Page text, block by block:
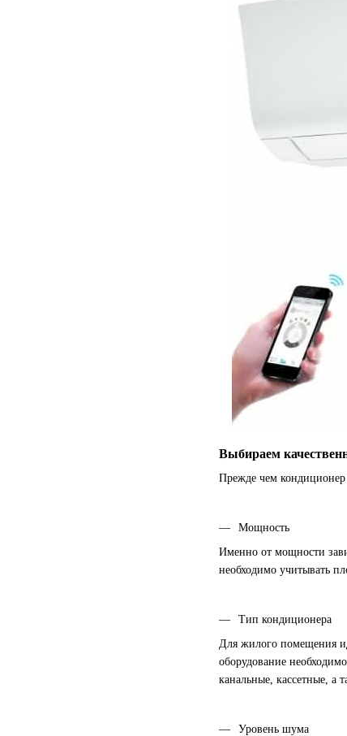
Выбираем
Прежде чем
Мощность
Именно от мощности
необходимо учитывать
Тип кондиционера
Для жилого помещения
оборудование
канальные, кассетные, а
Уровень шума